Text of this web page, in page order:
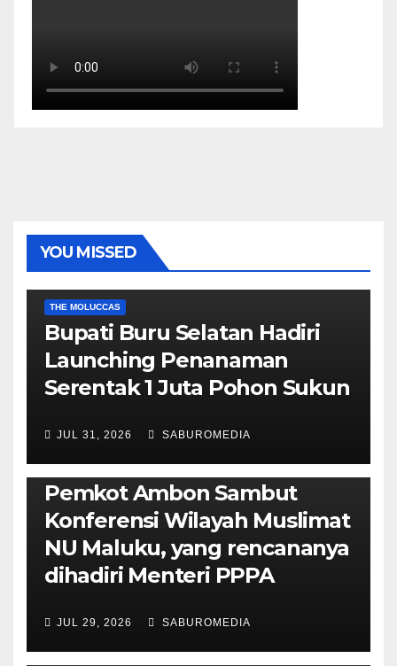
YOU MISSED
THE MOLUCCAS
Bupati Buru Selatan Hadiri
Launching Penanaman
Serentak 1 Juta Pohon Sukun
JUL 31, 2026 SABUROMEDIA
AMBON METRO JURNALISME AKTIVIS
POLITIK & PEMERINTAHAN
Pemkot Ambon Sambut
Konferensi Wilayah Muslimat
NU Maluku, yang rencananya
dihadiri Menteri PPPA
JUL 29, 2026 SABUROMEDIA
AMBON METRO POLITIK & PEMERINTAHAN